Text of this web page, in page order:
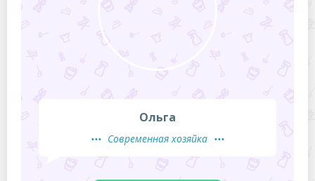
Ольга
Современная хозяйка